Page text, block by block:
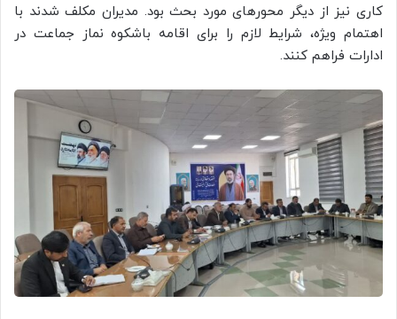
کاری نیز از دیگر محورهای مورد بحث بود. مدیران مکلف شدند با
اهتمام ویژه، شرایط لازم را برای اقامه باشکوه نماز جماعت در
ادارات فراهم کنند.